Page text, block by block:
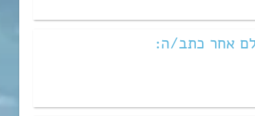
אחר כתב/ה: